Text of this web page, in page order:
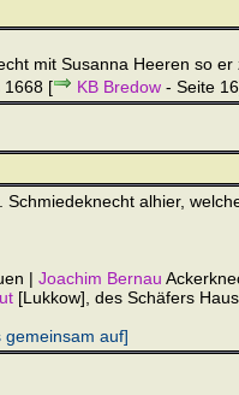
mit Susanna Heeren so
1668 [ KB Bredow - Seite
alhier,
| Joachim Bernau
[Lukkow], des Schäfers
gemeinsam auf]